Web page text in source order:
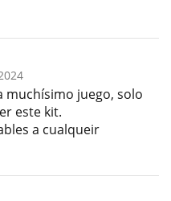
muchísimo juego, solo
este kit.
a cualqueir